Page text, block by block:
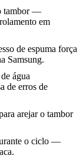
tambor —
em
de espuma força
Samsung.
água
de erros de
arejar o tambor
o ciclo —